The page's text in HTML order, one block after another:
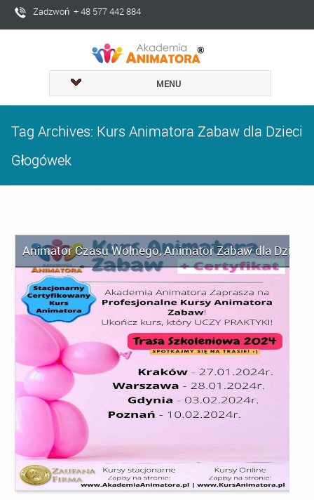
Zadzwoń + 48 577 442 884
MENU
Tag Archives: Kurs Animatora Zabaw dla Dzieci
Głogówek
Animator Czasu Wolnego,Animator Zabaw dla Dzieci